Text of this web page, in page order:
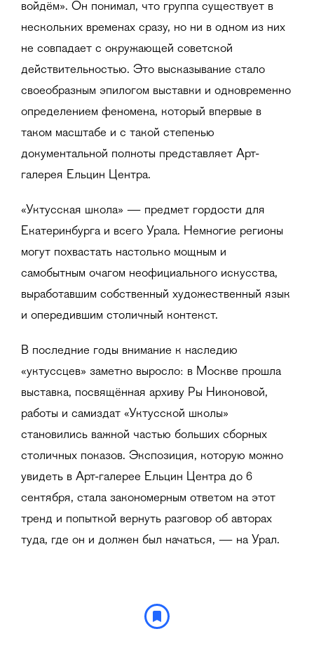
войдём». Он понимал, что группа существует в
нескольких временах сразу, но ни в одном из них
не совпадает с окружающей советской
действительностью. Это высказывание стало
своеобразным эпилогом выставки и одновременно
определением феномена, который впервые в
таком масштабе и с такой степенью
документальной полноты представляет Арт-
галерея Ельцин Центра.
«Уктусская школа» — предмет гордости для
Екатеринбурга и всего Урала. Немногие регионы
могут похвастать настолько мощным и
самобытным очагом неофициального искусства,
выработавшим собственный художественный язык
и опередившим столичный контекст.
В последние годы внимание к наследию
«уктуссцев» заметно выросло: в Москве прошла
выставка, посвящённая архиву Ры Никоновой,
работы и самиздат «Уктусской школы»
становились важной частью больших сборных
столичных показов. Экспозиция, которую можно
увидеть в Арт-галерее Ельцин Центра до 6
сентября, стала закономерным ответом на этот
тренд и попыткой вернуть разговор об авторах
туда, где он и должен был начаться, — на Урал.